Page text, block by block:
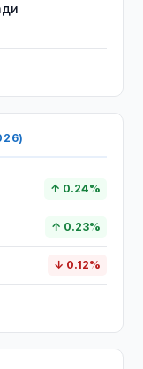
↑ 0.24%
↑ 0.23%
↓ 0.12%